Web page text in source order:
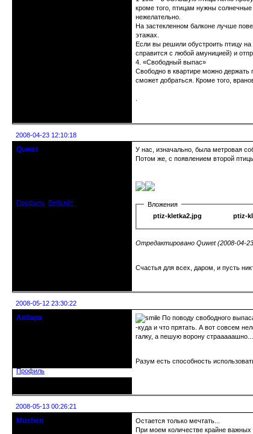
кроме того, птицам нужны
нежелательно.
На застекленном балконе лучше
этажах.
Если вы решили обустроить птицу
справится с любой амуницией) и
4. «Свободный выпас»
Свободно в квартире можно держать
сможет добраться. Кроме того,
2008-04-23 12:10:18
Quwet
Профиль Вебсайт
У нас, изначально, была метровая
Потом же, с появлением второй
Вложения
ptiz-kletka2.jpg
ptiz-
Отредактировано Quwet (2008-04-
Счастья для всех, даром, и пусть
2008-05-12 23:30:22
Акбара
Профиль
По поводу свободного
-куда и что прятать. А вот совсем
галку, а пешую ворону страаааашно...
Разум есть способность
2008-05-13 00:26:21
Mushen
Остается только мечтать...
При моем количестве крайне важных